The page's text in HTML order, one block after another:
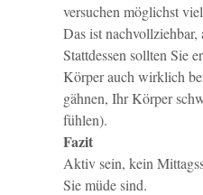
versuchen möglichst
Das ist
Stattdessen sollten Sie
Körper auch wirklich
gähnen, Ihr Körper
fühlen).
Fazit
Aktiv sein, kein
Sie müde sind.